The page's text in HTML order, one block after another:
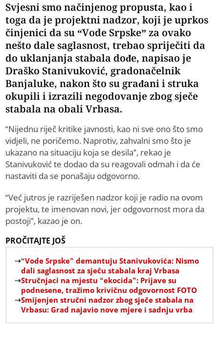
Svjesni smo načinjenog propusta, kao i
toga da je projektni nadzor, koji je uprkos
činjenici da su “Vode Srpske” za ovako
nešto dale saglasnost, trebao spriječiti da
do uklanjanja stabala dođe, napisao je
Draško Stanivuković, gradonačelnik
Banjaluke, nakon što su građani i struka
okupili i izrazili negodovanje zbog sječe
stabala na obali Vrbasa.
“Nijednu riječ kritike javnosti, kao ni sve ono što smo
vidjeli, ne poričemo. Naprotiv, zahvalni smo što je
ukazano na situaciju koja se desila”, rekao je
Stanivuković te dodao da su reagovali odmah i da će
nastaviti da se ponašaju odgovorno.
“Već jutros je razriješen nadzor koji je radio na ovom
projektu, te imenovan novi, jer odgovornost mora da
postoji”, kazao je on.
PROČITAJTE JOŠ
“Vode Srpske” demantuju Stanivukovića: Nismo
dali saglasnost za sječu stabala kraj Vrbasa
Stručnjaci na mjestu “ekocida”: Prijave su
podnesene, tražimo krivičnu odgovornost FOTO
Smijenjen stručni nadzor zbog sječe stabala na
Vrbasu: Grad najavio nove mjere i sadnju vrba